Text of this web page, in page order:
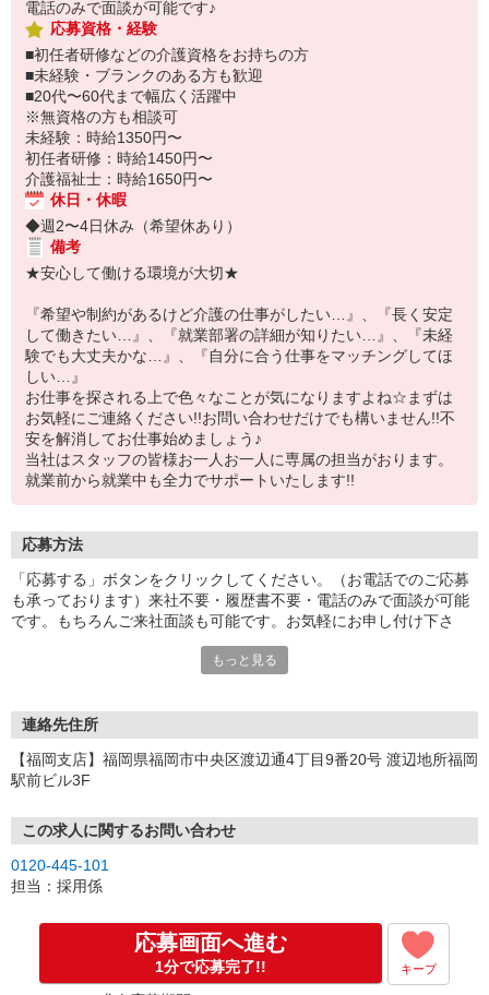
電話のみで面談が可能です♪
応募資格・経験
■初任者研修などの介護資格をお持ちの方
■未経験・ブランクのある方も歓迎
■20代〜60代まで幅広く活躍中
※無資格の方も相談可
未経験：時給1350円〜
初任者研修：時給1450円〜
介護福祉士：時給1650円〜
休日・休暇
◆週2〜4日休み（希望休あり）
備考
★安心して働ける環境が大切★
『希望や制約があるけど介護の仕事がしたい…』、『長く安定
して働きたい…』、『就業部署の詳細が知りたい…』、『未経
験でも大丈夫かな…』、『自分に合う仕事をマッチングしてほ
しい…』
お仕事を探される上で色々なことが気になりますよね☆まずは
お気軽にご連絡ください!!お問い合わせだけでも構いません!!不
安を解消してお仕事始めましょう♪
当社はスタッフの皆様お一人お一人に専属の担当がおります。
就業前から就業中も全力でサポートいたします!!
応募方法
「応募する」ボタンをクリックしてください。（お電話でのご応募
も承っております）来社不要・履歴書不要・電話のみで面談が可能
です。もちろんご来社面談も可能です。お気軽にお申し付け下さ
もっと見る
連絡先住所
【福岡支店】福岡県福岡市中央区渡辺通4丁目9番20号 渡辺地所福岡
駅前ビル3F
この求人に関するお問い合わせ
0120-445-101
担当：採用係
応募画面へ進む
1分で応募完了!! キープ